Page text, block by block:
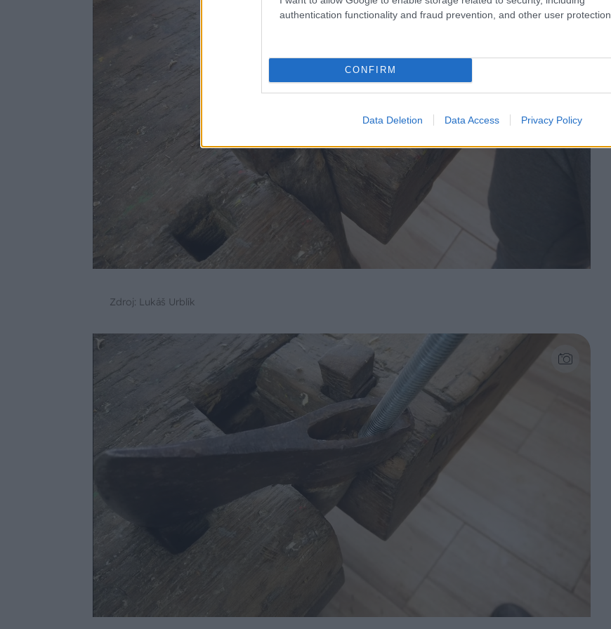
authentication functionality and fraud prevention, and other user protection.
CONFIRM
Data Deletion Data Access Privacy Policy
Zdroj: Lukáš Urblík